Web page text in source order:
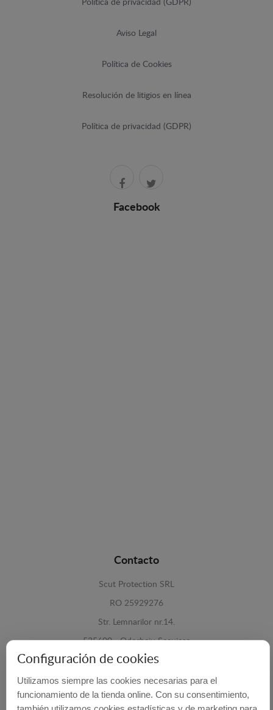
Política de privacidad (GDPR)
Aviso Legal
Política de Cookies
Resolución de litigios en línea
Política de privacidad (GDPR)
Facebook
Contacto
Scut Protection SRL
RO 25929276
Str. Lemnarilor nr.14.
535600 - Odorheiu Secuiesc
Harghita, Romania
E-mail: info@cubrecarter.com
Configuración de cookies
Utilizamos siempre las cookies necesarias para el
funcionamiento de la tienda online. Con su consentimiento,